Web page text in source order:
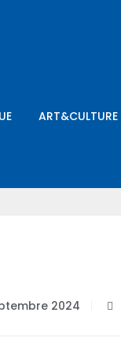
ART&CULTURE
2024